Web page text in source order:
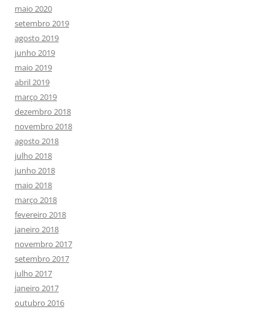
maio 2020
setembro 2019
agosto 2019
junho 2019
maio 2019
abril 2019
março 2019
dezembro 2018
novembro 2018
agosto 2018
julho 2018
junho 2018
maio 2018
março 2018
fevereiro 2018
janeiro 2018
novembro 2017
setembro 2017
julho 2017
janeiro 2017
outubro 2016